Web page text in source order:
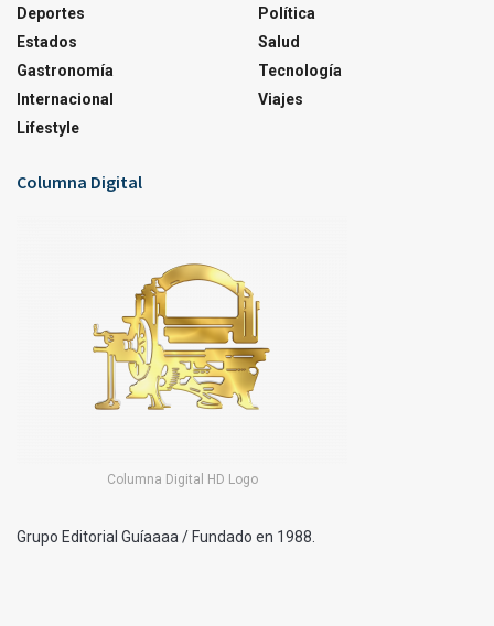
Deportes
Estados
Gastronomía
Internacional
Lifestyle
Política
Salud
Tecnología
Viajes
Columna Digital
Columna Digital HD Logo
Grupo Editorial Guíaaaa / Fundado en 1988.